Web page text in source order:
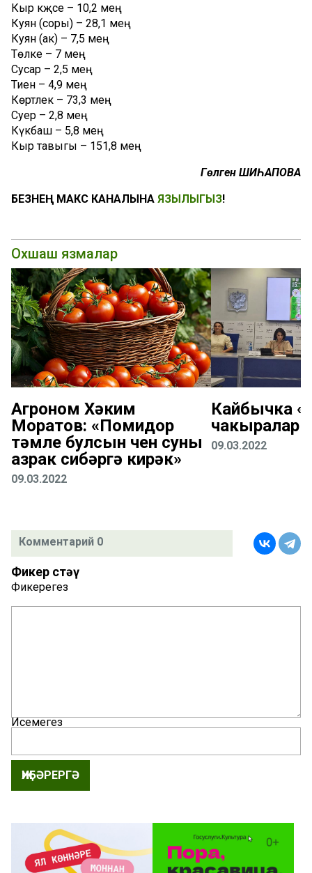
Кыр кәҗәсе – 10,2 мең
Куян (соры) – 28,1 мең
Куян (ак) – 7,5 мең
Төлке – 7 мең
Сусар – 2,5 мең
Тиен – 4,9 мең
Көртлек – 73,3 мең
Суер – 2,8 мең
Күкбаш – 5,8 мең
Кыр тавыгы – 151,8 мең
Гөлгенә ШИҺАПОВА
БЕЗНЕҢ МАКС КАНАЛЫНА ЯЗЫЛЫГЫЗ!
Охшаш язмалар
Агроном Хәким
Моратов: «Помидор
тәмле булсын өчен суны
азрак сибәргә кирәк»
09.03.2022
Кайбычка
чакыралар
09.03.2022
Комментарий 0
Фикер өстәү
Фикерегез
Исемегез
ҖИБӘРЕРГӘ